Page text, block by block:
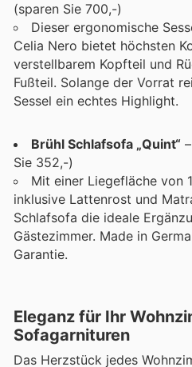
(sparen Sie 700,-)
Dieser ergonomische
Celia Nero bietet höchsten
verstellbarem Kopfteil und
Fußteil. Solange der Vorrat
Sessel ein echtes Highlight.
Brühl Schlafsofa „Quint“
Sie 352,-)
Mit einer Liegefläche von
inklusive Lattenrost und
Schlafsofa die ideale
Gästezimmer. Made in
Garantie.
Eleganz für Ihr
Sofagarnituren
Das Herzstück jedes